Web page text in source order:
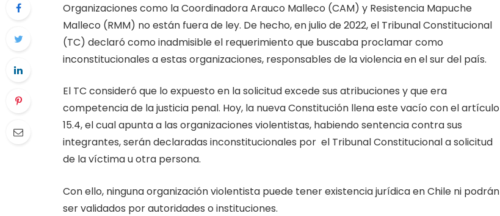
Organizaciones como la Coordinadora Arauco Malleco (CAM) y Resistencia Mapuche
Malleco (RMM) no están fuera de ley. De hecho, en julio de 2022, el Tribunal Constitucional
(TC) declaró como inadmisible el requerimiento que buscaba proclamar como
inconstitucionales a estas organizaciones, responsables de la violencia en el sur del país.
El TC consideró que lo expuesto en la solicitud excede sus atribuciones y que era
competencia de la justicia penal. Hoy, la nueva Constitución llena este vacío con el artículo
15.4, el cual apunta a las organizaciones violentistas, habiendo sentencia contra sus
integrantes, serán declaradas inconstitucionales por el Tribunal Constitucional a solicitud
de la víctima u otra persona.
Con ello, ninguna organización violentista puede tener existencia jurídica en Chile ni podrán
ser validados por autoridades o instituciones.